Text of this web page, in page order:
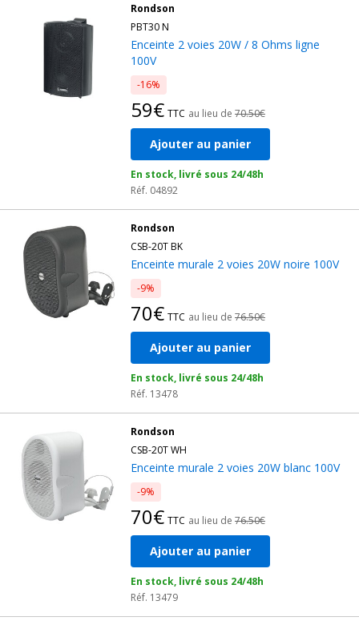
Rondson
PBT30 N
Enceinte 2 voies 20W / 8 Ohms ligne
100V
-16%
59€ TTC au lieu de 70.50€
Ajouter au panier
En stock, livré sous 24/48h
Réf. 04892
Rondson
CSB-20T BK
Enceinte murale 2 voies 20W noire 100V
-9%
70€ TTC au lieu de 76.50€
Ajouter au panier
En stock, livré sous 24/48h
Réf. 13478
Rondson
CSB-20T WH
Enceinte murale 2 voies 20W blanc 100V
-9%
70€ TTC au lieu de 76.50€
Ajouter au panier
En stock, livré sous 24/48h
Réf. 13479